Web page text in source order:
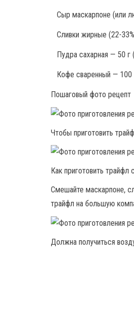
Сыр маскарпоне (или
Сливки жирные (22-
Пудра сахарная — 50 г
Кофе сваренный — 100
Пошаговый фото рецепт
Чтобы приготовить
Как приготовить
Смешайте маскарпоне,
трайфл на большую
Должна получиться